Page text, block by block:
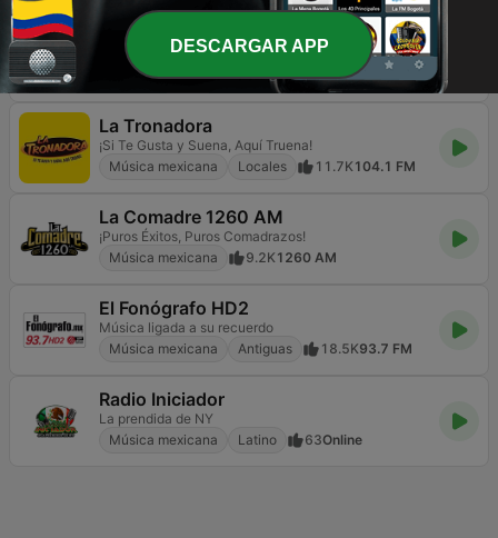
La Z FM 107.3
Lo mejor del Regional Mexicano
Música mexicana
24.6K107.3 FM
La Tronadora
¡Si Te Gusta y Suena, Aquí Truena!
Música mexicana
Locales 11.7K104.1 FM
La Comadre 1260 AM
¡Puros Éxitos, Puros Comadrazos!
Música mexicana
9.2K1260 AM
El Fonógrafo HD2
Música ligada a su recuerdo
Música mexicana
Antiguas 18.5K93.7 FM
Radio Iniciador
La prendida de NY
Música mexicana
Latino 63Online
DESCARGAR APP